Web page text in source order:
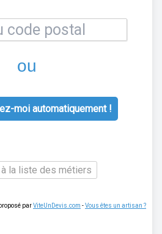
ou
moi automatiquement !
à la liste des métiers
parViteUnDevis.com -Vous êtes un artisan ?